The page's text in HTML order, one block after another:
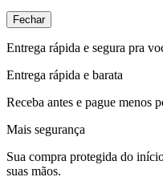
Fechar
Entrega rápida e segura pra
Entrega rápida e barata
Receba antes e pague menos
Mais segurança
Sua compra protegida do
suas mãos.